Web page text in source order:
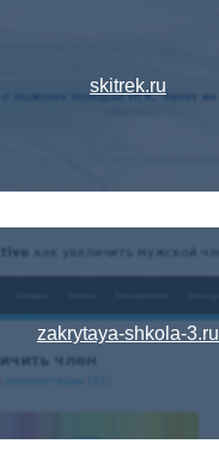
skitrek.ru
zakrytaya-shkola-3.ru